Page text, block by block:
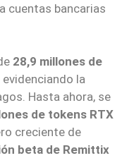
cuentas bancarias
28,9 millones de
la
Hasta ahora, se
de tokens RTX
creciente de
beta de Remittix